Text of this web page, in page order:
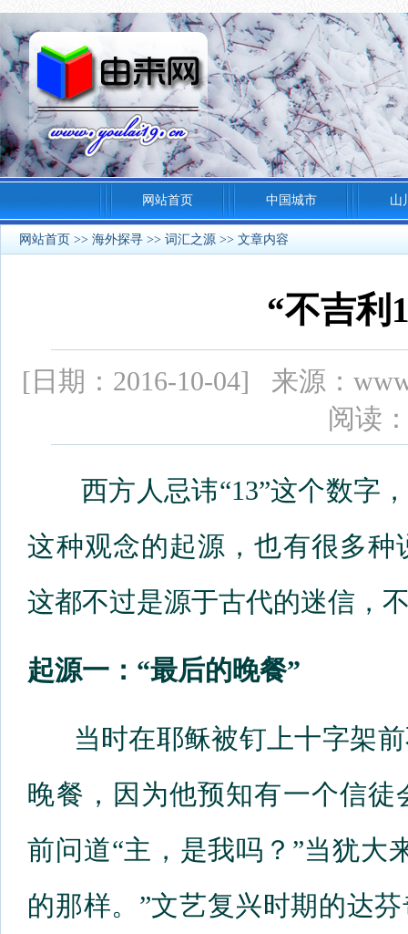
网站首页 中国城市 山
网站首页 >> 海外探寻 >> 词汇之源 >> 文章内容
“不吉利
[日期：2016-10-04] 来源：
阅读
西方人忌讳“13”这个数字，
这种观念的起源，也有很多
这都不过是源于古代的迷信，
起源一：“最后的晚餐”
当时在耶稣被钉上十字架前
晚餐，因为他预知有一个信
前问道“主，是我吗？”当犹大
的那样。”文艺复兴时期的达